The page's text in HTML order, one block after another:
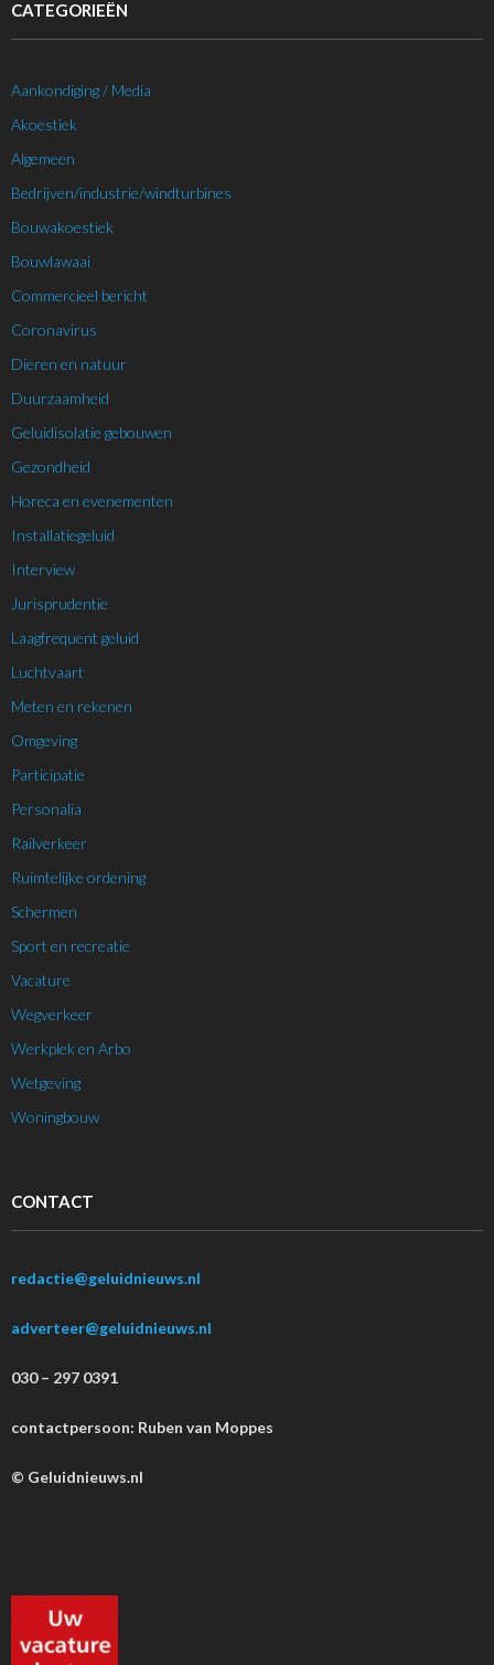
CATEGORIEËN
Aankondiging / Media
Akoestiek
Algemeen
Bedrijven/industrie/windturbines
Bouwakoestiek
Bouwlawaai
Commercieel bericht
Coronavirus
Dieren en natuur
Duurzaamheid
Geluidisolatie gebouwen
Gezondheid
Horeca en evenementen
Installatiegeluid
Interview
Jurisprudentie
Laagfrequent geluid
Luchtvaart
Meten en rekenen
Omgeving
Participatie
Personalia
Railverkeer
Ruimtelijke ordening
Schermen
Sport en recreatie
Vacature
Wegverkeer
Werkplek en Arbo
Wetgeving
Woningbouw
CONTACT
redactie@geluidnieuws.nl
adverteer@geluidnieuws.nl
030 – 297 0391
contactpersoon: Ruben van Moppes
© Geluidnieuws.nl